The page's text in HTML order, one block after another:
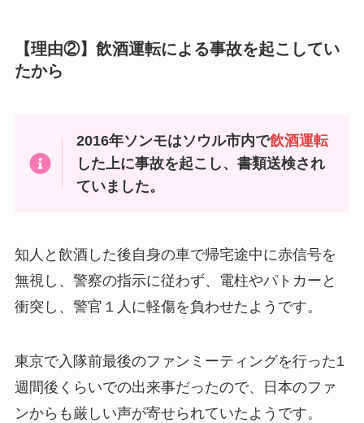
【理由②】飲酒運転による事故を起こしてい
たから
2016年ソンモはソウル市内で飲酒運転
した上に事故を起こし、書類送検され
ていました。
知人と飲酒した後自身の車で帰宅途中に赤信号を
無視し、警察の指示に従わず、電柱やパトカーと
衝突し、警官１人に軽傷を負わせたようです。
東京で入隊前最後のファンミーティングを行った1
週間後くらいでの出来事だったので、日本のファ
ンからも厳しい声が寄せられていたようです。